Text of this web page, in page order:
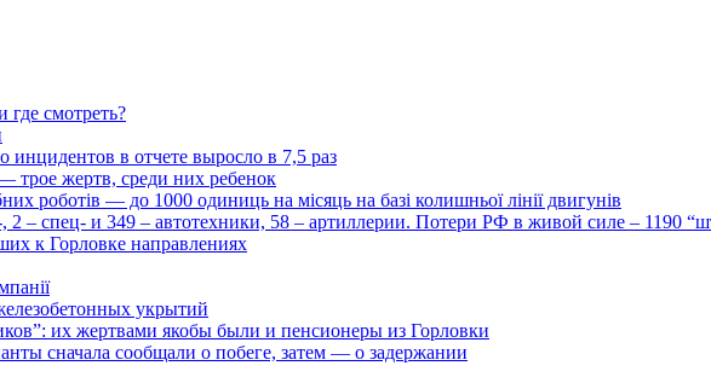
смотреть?
в отчете выросло в 7,5 раз
трое жертв, среди них ребенок
роботів — до 1000 одиниць на місяць на базі колишньої лінії двигунів
– спец- и 349 – автотехники, 58 – артиллерии. Потери РФ в живой силе – 1190
к Горловке направлениях
укрытий
их жертвами якобы были и пенсионеры из Горловки
сначала сообщали о побеге, затем — о задержании